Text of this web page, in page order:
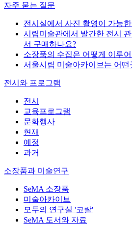
자주 묻는 질문
전시실에서 사진 촬영이 가능
시립미술관에서 발간한 전시
서 구매하나요?
소장품의 수집은 어떻게 이루
서울시립 미술아카이브는 어떤
전시와 프로그램
전시
교육프로그램
문화행사
현재
예정
과거
소장품과 미술연구
SeMA 소장품
미술아카이브
모두의 연구실 '코랄'
SeMA 도서와 자료